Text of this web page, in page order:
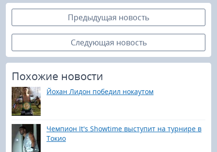
Предыдущая новость
Следующая новость
Похожие новости
Йохан Лидон победил нокаутом
Чемпион It's Showtime выступит на турнире в
Токио